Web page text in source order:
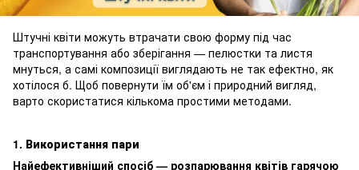
Штучні квіти можуть втрачати свою форму під час
транспортування або зберігання — пелюстки та листя
мнуться, а самі композиції виглядають не так ефектно, як
хотілося б. Щоб повернути їм об'єм і природний вигляд,
варто скористатися кількома простими методами.
1. Використання пари
Найефективніший спосіб — розпарювання квітів гарячою